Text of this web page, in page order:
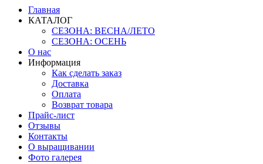
Главная
КАТАЛОГ
СЕЗОНА: ВЕСНА/ЛЕТО
СЕЗОНА: ОСЕНЬ
О нас
Информация
Как сделать заказ
Доставка
Оплата
Возврат товара
Прайс-лист
Отзывы
Контакты
О выращивании
Фото галерея